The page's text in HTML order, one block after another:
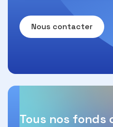
Nous contacter
Tous nos fonds